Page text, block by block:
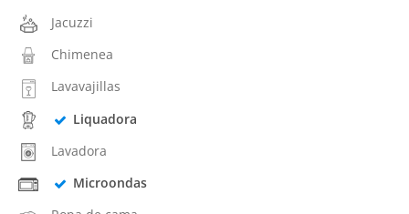
Jacuzzi
Chimenea
Lavavajillas
Liquadora
Lavadora
Microondas